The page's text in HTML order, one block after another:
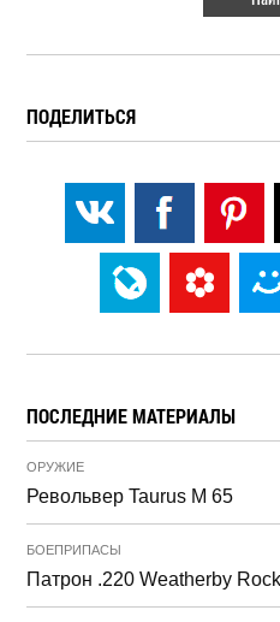
ПОДЕЛИТЬСЯ
ПОСЛЕДНИЕ МАТЕРИАЛЫ
ОРУЖИЕ
Револьвер Taurus M 65
БОЕПРИПАСЫ
Патрон .220 Weatherby